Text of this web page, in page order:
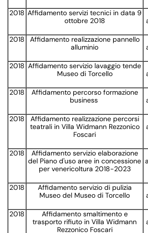
2018 Affidamento servizi tecnici in data 9
ottobre 2018
2018
Affidamento realizzazione pannello
alluminio
2018 Affidamento servizio lavaggio tende
Museo di Torcello
2018
Affidamento percorso formazione
business
2018
Affidamento realizzazione percorsi
teatrali in Villa Widmann Rezzonico
Foscari
2018
Affidamento servizio elaborazione
del Piano d'uso aree in concessione
per venericoltura 2018-2023
2018
Affidamento servizio di pulizia
Museo del Museo di Torcello
2018
Affidamento smaltimento e
trasporto rifiuto in Villa Widmann
Rezzonico Foscari